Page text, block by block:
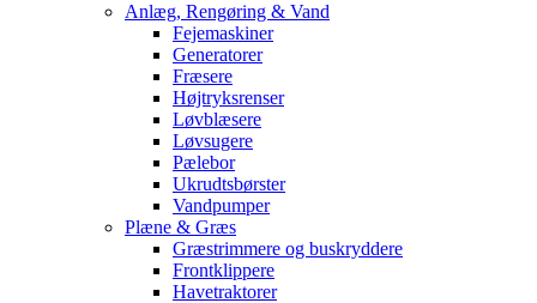
Anlæg, Rengøring & Vand
Fejemaskiner
Generatorer
Fræsere
Højtryksrenser
Løvblæsere
Løvsugere
Pælebor
Ukrudtsbørster
Vandpumper
Plæne & Græs
Græstrimmere og buskryddere
Frontklippere
Havetraktorer